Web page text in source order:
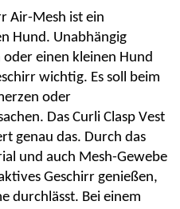
Air-Mesh ist ein
Hund. Unabhängig
einen kleinen Hund
wichtig. Es soll beim
oder
Das Curli Clasp Vest
genau das. Durch das
und auch Mesh-Gewebe
Geschirr genießen,
durchlässt. Bei einem